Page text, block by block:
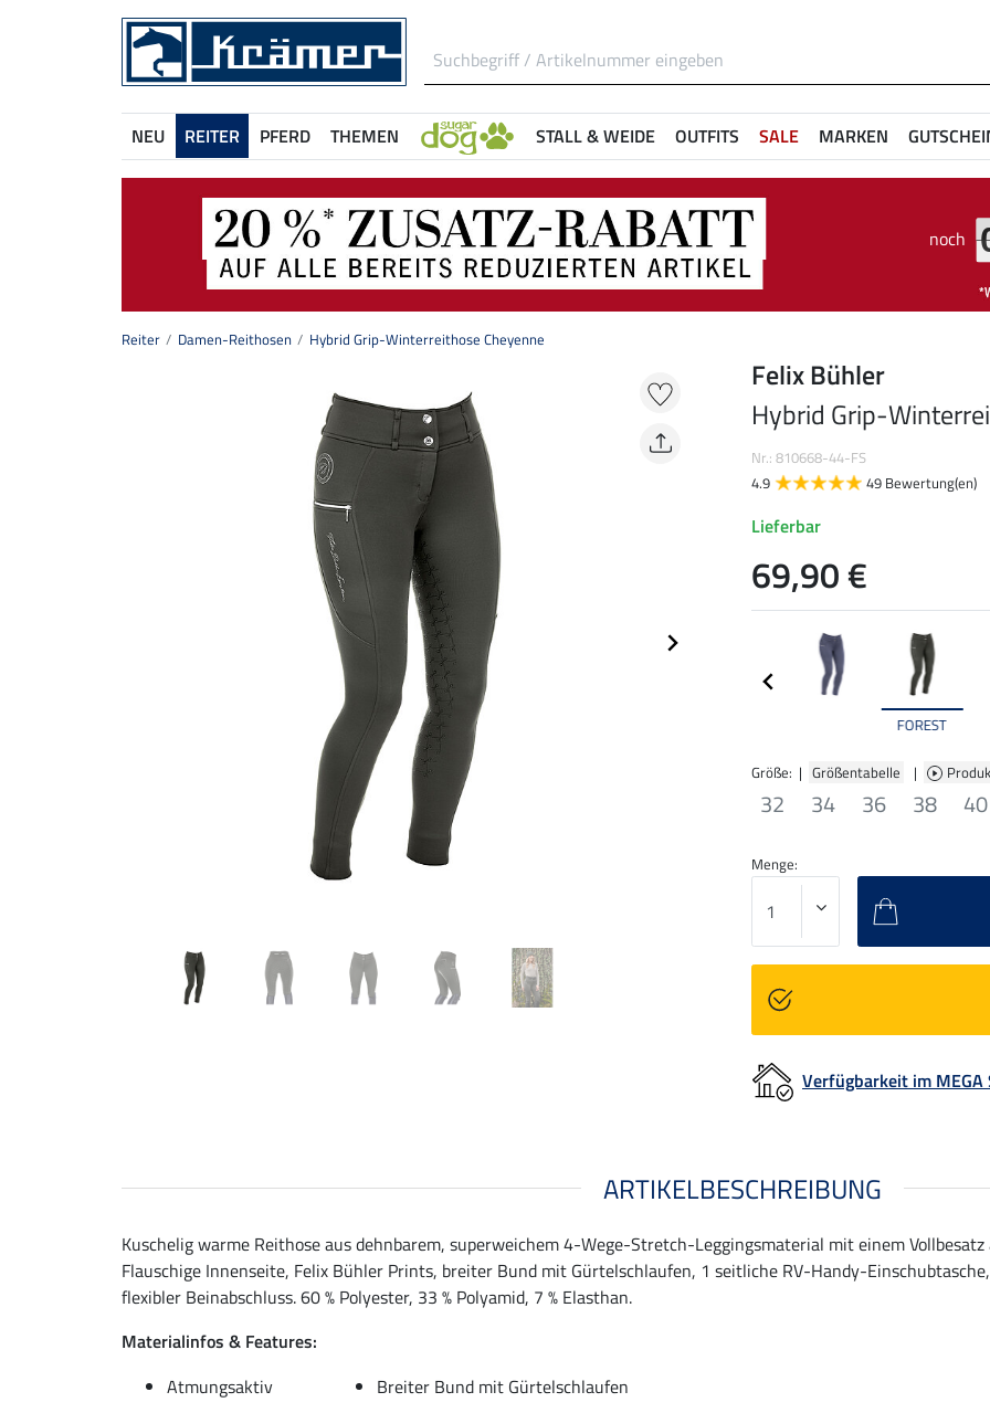
NEU REITER PFERD THEMEN STALL & WEIDE OUTFITS SALE MARKEN
noch
Reiter Damen-Reithosen Hybrid Grip-Winterreithose Cheyenne
FOREST
Größe: | Größentabelle |
32 34 36 38 40
Felix Bühler
Hybrid Grip-
Nr.: 810668-44-FS
4.9
49 Bewertung(en)
Lieferbar
69,90 €
Menge:
Verfügbarkeit im MEGA
ARTIKELBESCHREIBUNG
Kuschelig warme Reithose aus dehnbarem, superweichem 4-Wege-Stretch-Leggingsmaterial mit einem
Flauschige Innenseite, Felix Bühler Prints, breiter Bund mit Gürtelschlaufen, 1 seitliche RV-Handy-
flexibler Beinabschluss. 60 % Polyester, 33 % Polyamid, 7 % Elasthan.
Materialinfos & Features:
Atmungsaktiv
Breiter Bund mit Gürtelschlaufen